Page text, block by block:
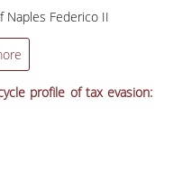
ΣΥΜΜΕΤΟΧΗ
ΚΑΙ
ΟΠΑ
Naples Federico II
profile of tax evasion: